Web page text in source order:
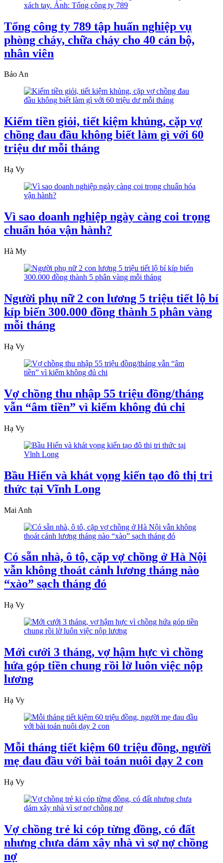
Tổng công ty 789 tập huấn nghiệp vụ
phòng cháy, chữa cháy cho 40 cán bộ,
nhân viên
Bảo An
Kiếm tiền giỏi, tiết kiệm khủng, cặp vợ
chồng đau đầu không biết làm gì với 60
triệu dư mỗi tháng
Hạ Vy
Vì sao doanh nghiệp ngày càng coi trọng
chuẩn hóa vận hành?
Hà My
Người phụ nữ 2 con lương 5 triệu tiết lộ bí
kíp biến 300.000 đồng thành 5 phân vàng
mỗi tháng
Hạ Vy
Vợ chồng thu nhập 55 triệu đồng/tháng
vẫn “âm tiền” vì kiếm không đủ chi
Hạ Vy
Bầu Hiển và khát vọng kiến tạo đô thị tri
thức tại Vĩnh Long
Mai Anh
Có sẵn nhà, ô tô, cặp vợ chồng ở Hà Nội
vẫn không thoát cảnh lương tháng nào
“xào” sạch tháng đó
Hạ Vy
Mới cưới 3 tháng, vợ hậm hực vì chồng
hứa góp tiền chung rồi lờ luôn việc nộp
lương
Hạ Vy
Mỗi tháng tiết kiệm 60 triệu đồng, người
mẹ đau đầu với bài toán nuôi dạy 2 con
Hạ Vy
Vợ chồng trẻ ki cóp từng đồng, có đất
nhưng chưa dám xây nhà vì sợ nợ chồng
nợ